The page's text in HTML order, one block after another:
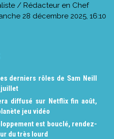
/ Rédacteur en Chef
28 décembre 2025, 16:10
derniers rôles de Sam Neill
juillet
diffusé sur Netflix fin août,
jeu vidéo
est bouclé, rendez-
du très lourd